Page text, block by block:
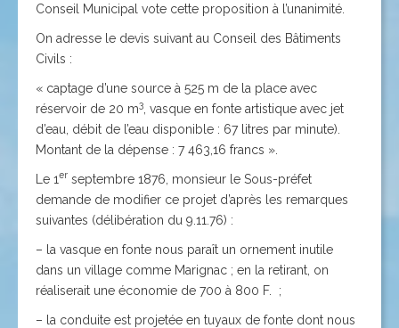
Conseil Municipal vote cette proposition à l’unanimité.
On adresse le devis suivant au Conseil des Bâtiments
Civils :
« captage d’une source à 525 m de la place avec
réservoir de 20 m3 , vasque en fonte artistique avec jet
d’eau, débit de l’eau disponible : 67 litres par minute).
Montant de la dépense : 7 463,16 francs ».
Le 1er septembre 1876, monsieur le Sous-préfet
demande de modifier ce projet d’après les remarques
suivantes (délibération du 9.11.76) :
– la vasque en fonte nous paraît un ornement inutile
dans un village comme Marignac ; en la retirant, on
réaliserait une économie de 700 à 800 F. ;
– la conduite est projetée en tuyaux de fonte dont nous